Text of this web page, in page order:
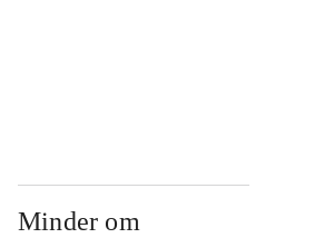
Minder om